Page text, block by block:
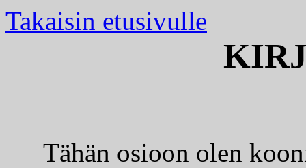
Takaisin etusivulle
Tähän osioon olen